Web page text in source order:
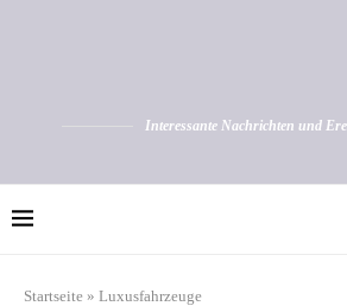
Interessante Nachrichten und
Startseite » Luxusfahrzeuge